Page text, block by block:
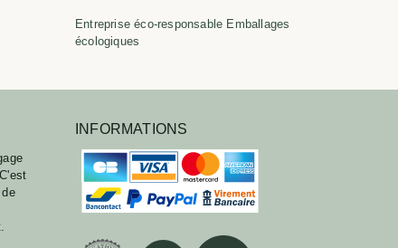
Entreprise éco-responsable Emballages
écologiques
INFORMATIONS